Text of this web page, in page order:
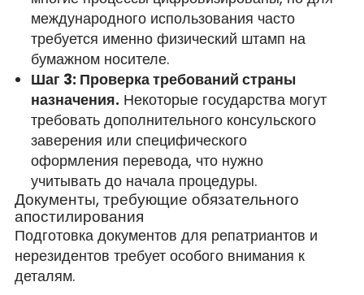
международного использования часто
требуется именно физический штамп на
бумажном носителе.
Шаг 3: Проверка требований страны
назначения. Некоторые государства могут
требовать дополнительного консульского
заверения или специфического
оформления перевода, что нужно
учитывать до начала процедуры.
Документы, требующие обязательного
апостилирования
Подготовка документов для репатриантов и
нерезидентов требует особого внимания к
деталям.